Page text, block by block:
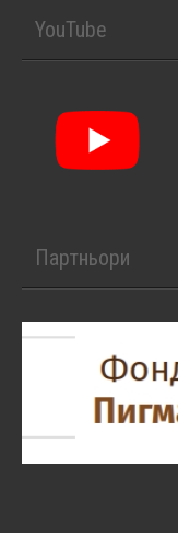
YouTube
Партньори